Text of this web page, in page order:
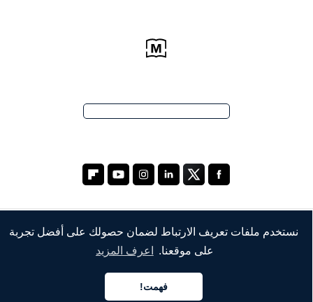
نستخدم ملفات تعريف الارتباط لضمان حصولك على أفضل تجربة
على موقعنا.
اعرف المزيد
فهمت!
الشركة
خدماتنا
العربية
العربية
العربية